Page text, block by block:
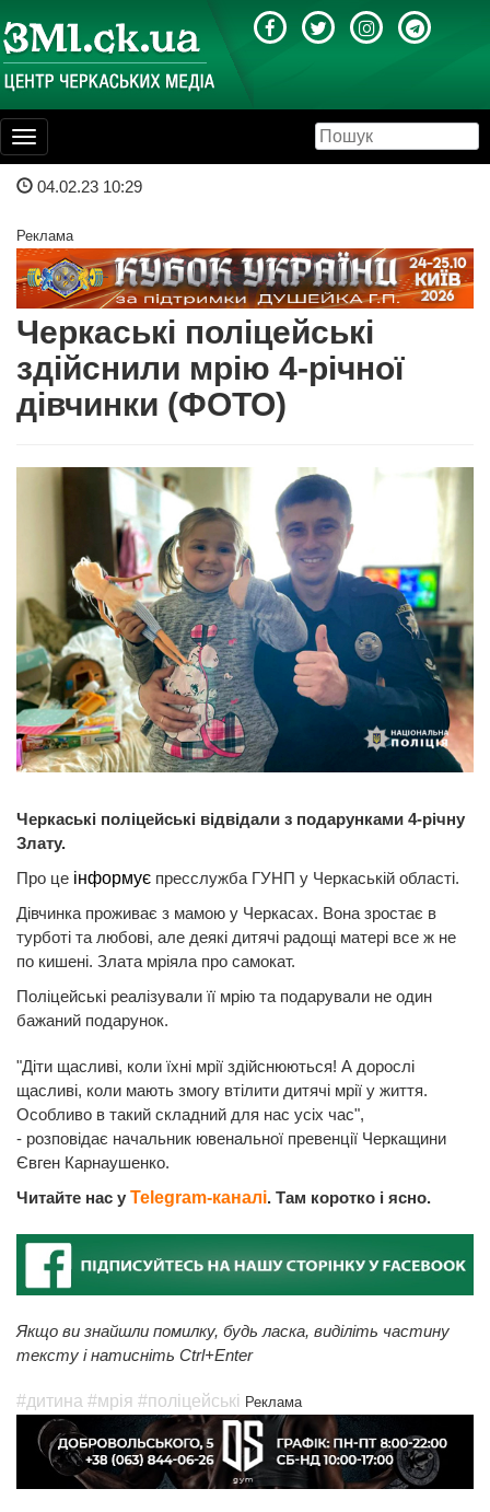
Toggle
navigation
04.02.23 10:29
Реклама
Черкаські поліцейські
здійснили мрію 4-річної
дівчинки (ФОТО)
Черкаські поліцейські відвідали з подарунками 4-річну
Злату.
Про це інформує пресслужба ГУНП у Черкаській області.
Дівчинка проживає з мамою у Черкасах. Вона зростає в
турботі та любові, але деякі дитячі радощі матері все ж не
по кишені. Злата мріяла про самокат.
Поліцейські реалізували її мрію та подарували не один
бажаний подарунок.
"Діти щасливі, коли їхні мрії здійснюються! А дорослі
щасливі, коли мають змогу втілити дитячі мрії у життя.
Особливо в такий складний для нас усіх час",
- розповідає начальник ювенальної превенції Черкащини
Євген Карнаушенко.
Читайте нас у Telegram-каналі. Там коротко і ясно.
Якщо ви знайшли помилку, будь ласка, виділіть частину
тексту і натисніть Ctrl+Enter
#дитина #мрія #поліцейські Реклама